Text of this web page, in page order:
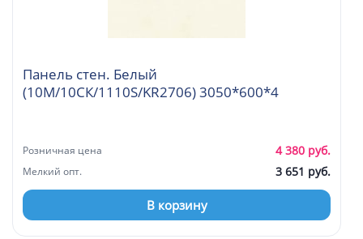
Панель стен. Белый
(10М/10СК/1110S/KR2706) 3050*600*4
Розничная цена 4 380 руб.
Мелкий опт. 3 651 руб.
В корзину